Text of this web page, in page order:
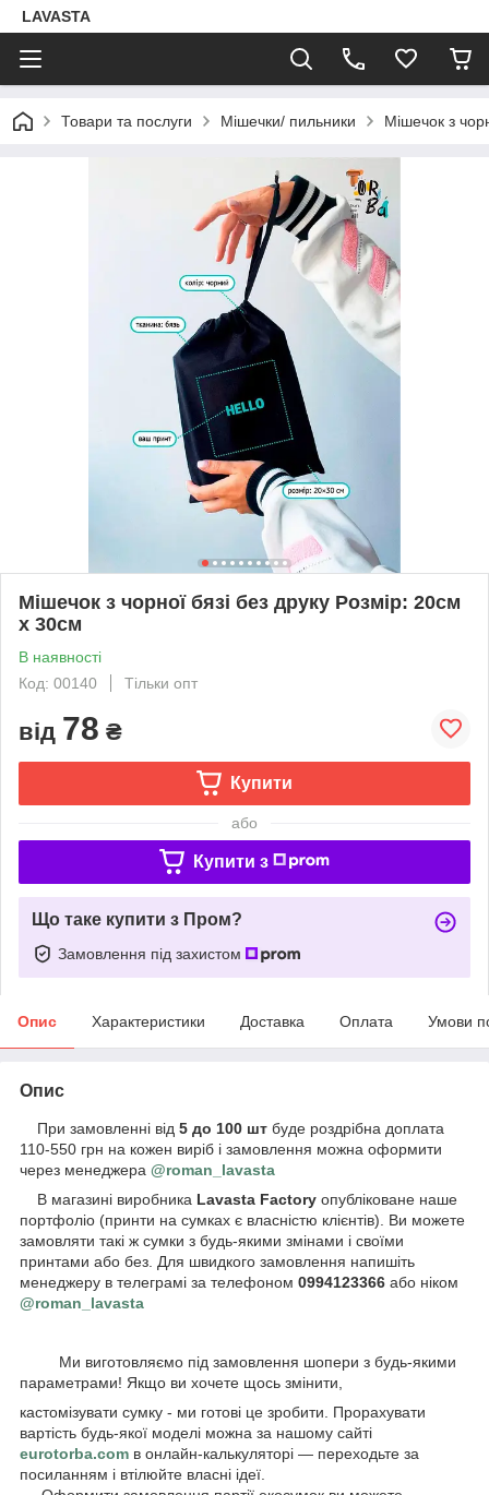
LAVASTA
Товари та послуги Мішечки/ пильники Мішечок з
Мішечок з чорної бязі без друку Розмір: 20cм
х 30см
В наявності
Код: 00140
Тільки опт
від 78 ₴
Купити
або
Купити з
Що таке купити з Пром?
Замовлення під захистом
Опис Характеристики Доставка Оплата Умови
Опис
При замовленні від 5 до 100 шт буде роздрібна доплата
110-550 грн на кожен виріб і замовлення можна оформити
через менеджера @roman_lavasta
В магазині виробника Lavasta Factory опубліковане наше
портфоліо (принти на сумках є власністю клієнтів). Ви можете
замовляти такі ж сумки з будь-якими змінами і своїми
принтами або без. Для швидкого замовлення напишіть
менеджеру в телеграмі за телефоном 0994123366 або ніком
@roman_lavasta
Ми виготовляємо під замовлення шопери з будь-якими
параметрами! Якщо ви хочете щось змінити,
кастомізувати сумку - ми готові це зробити. Прорахувати
вартість будь-якої моделі можна за нашому сайті
eurotorba.com в онлайн-калькуляторі — переходьте за
посиланням і втілюйте власні ідеї.